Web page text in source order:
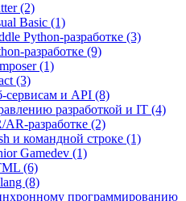
(2)
Basic (1)
Python-разработке (3)
разработке (9)
(1)
(3)
и API (8)
разработкой и IT (4)
(2)
и командной строке (1)
Gamedev (1)
(6)
(8)
программированию